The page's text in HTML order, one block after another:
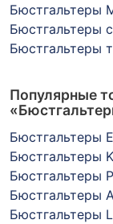
Бюстгальтеры
Бюстгальтеры
Бюстгальтеры
Популярные
Бюстгальтеры
Бюстгальтеры
Бюстгальтеры
Бюстгальтеры
Бюстгальтеры